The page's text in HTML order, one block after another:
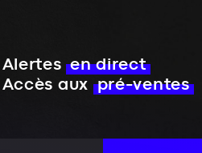
Alertes en direct
Accès aux pré-ventes